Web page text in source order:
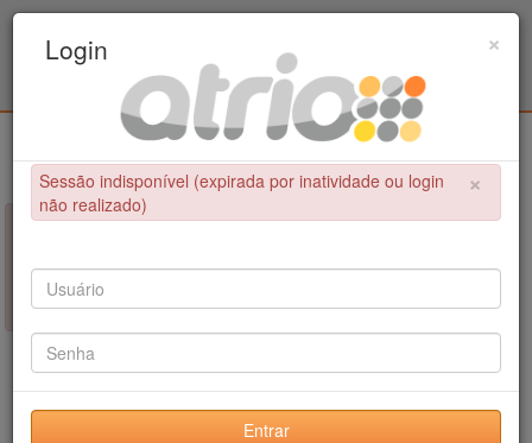
Educação Física / UPE - UFPB
×
NÃO FOI POSSÍVEL CONCLUIR A OPERAÇÃO
Sessão indisponível (expirada por inatividade ou login não
realizado)
×
Login
×
Sessão indisponível (expirada por inatividade ou login
não realizado)
Entrar